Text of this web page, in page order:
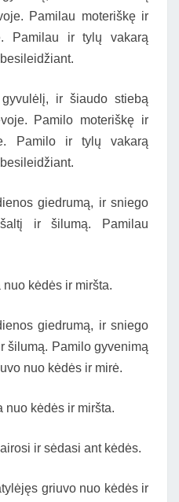
Pamilau moteriškę ir
Pamilau ir tylų vakarą
ir šiaudo stiebą
Pamilo moteriškę ir
Pamilo ir tylų vakarą
giedrumą, ir sniego
ir šilumą. Pamilau
kėdės ir miršta.
giedrumą, ir sniego
šilumą. Pamilo gyvenimą
nuo kėdės ir mirė.
nuo kėdės ir miršta.
ir sėdasi ant kėdės.
griuvo nuo kėdės ir